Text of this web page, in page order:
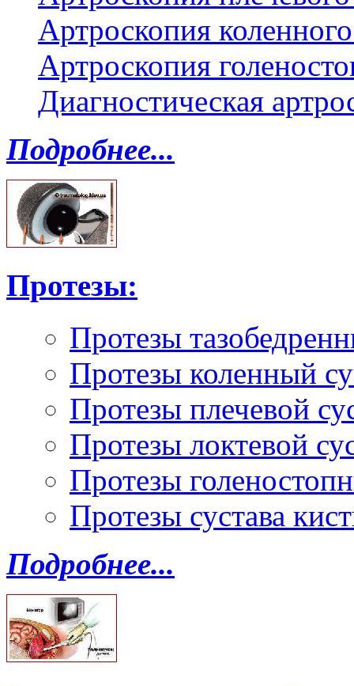
Артроскопия
Артроскопия
Диагностическая
Подробнее...
Протезы:
Протезы
Протезы коленный
Протезы плечевой
Протезы локтевой
Протезы
Протезы сустава
Подробнее...